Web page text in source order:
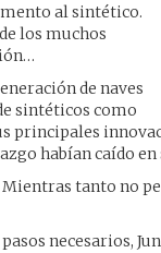
al sintético.
los muchos
de naves
sintéticos como
principales
habían caído
tanto no
necesarios,